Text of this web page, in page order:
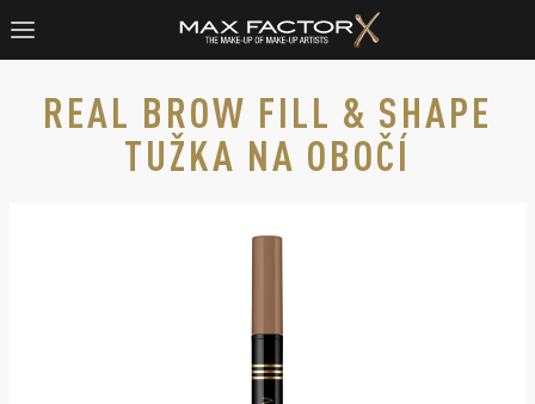
REAL BROW FILL & SHAPE
TUŽKA NA OBOČÍ